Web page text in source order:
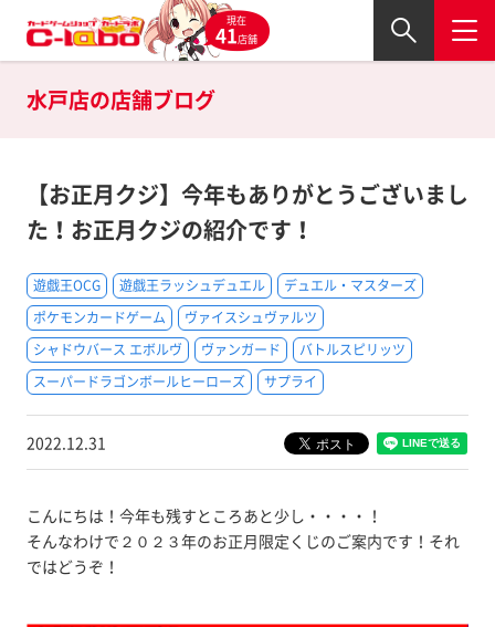
現在
41店舗
水戸店の店舗ブログ
【お正月クジ】今年もありがとうございまし
た！お正月クジの紹介です！
遊戯王OCG 遊戯王ラッシュデュエル
デュエル・マスターズ
ポケモンカードゲーム
ヴァイスシュヴァルツ
シャドウバース エボルヴ
ヴァンガード
バトルスピリッツ
スーパードラゴンボールヒーローズ
サプライ
2022.12.31
こんにちは！今年も残すところあと少し・・・・！
そんなわけで２０２３年のお正月限定くじのご案内です！それ
ではどうぞ！